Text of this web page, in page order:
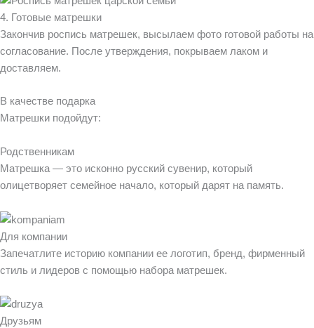
4. Готовые матрешки
Закончив роспись матрешек, высылаем фото готовой работы на
согласование. После утверждения, покрываем лаком и
доставляем.
В качестве подарка
Матрешки подойдут:
Родственникам
Матрешка — это исконно русский сувенир, который
олицетворяет семейное начало, который дарят на память.
Для компании
Запечатлите историю компании ее логотип, бренд, фирменный
стиль и лидеров с помощью набора матрешек.
Друзьям